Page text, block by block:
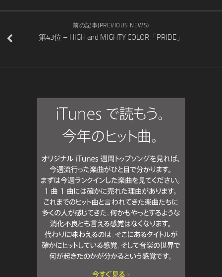
前の記事(PREVIOUS NEWS)
第43位 – HIGH and MIGHTY COLOR「PRIDE」